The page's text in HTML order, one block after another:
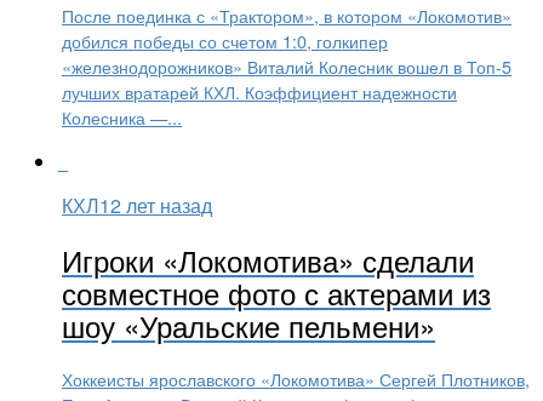
После поединка с «Трактором», в котором «Локомотив»
добился победы со счетом 1:0, голкипер
«железнодорожников» Виталий Колесник вошел в Топ-5
лучших вратарей КХЛ. Коэффициент надежности
Колесника —...
КХЛ12 лет назад
Игроки «Локомотива» сделали
совместное фото с актерами из
шоу «Уральские пельмени»
Хоккеисты ярославского «Локомотива» Сергей Плотников,